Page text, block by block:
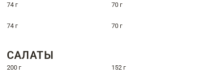
74 г 70 г
74 г 70 г
САЛАТЫ
200 г 152 г